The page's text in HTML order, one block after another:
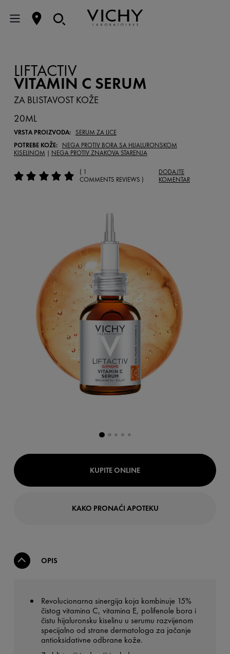
LIFTACTIV
VITAMIN C SERUM
ZA BLISTAVOST KOŽE
20ML
VRSTA PROIZVODA:
SERUM ZA LICE
POTREBE KOŽE:
NEGA PROTIV BORA SA HIJALURONSKOM
KISELINOM | NEGA PROTIV ZNAKOVA STARENJA
( 1
COMMENTS REVIEWS )
DODAJTE
KOMENTAR
KUPITE ONLINE
KAKO PRONAĆI APOTEKU
OPIS
Revolucionarna sinergija koja kombinuje 15%
čistog vitamina C, vitamina E, polifenole bora i
čistu hijaluronsku kiselinu u serumu razvijenom
specijalno od strane dermatologa za jačanje
antioksidativne odbrane kože.